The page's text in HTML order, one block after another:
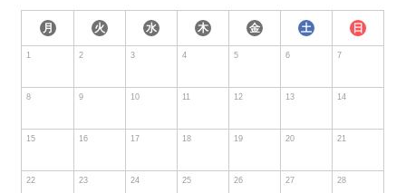
月 火 水 木 金 土 日
1 2 3 4 5 6 7
8 9 10 11 12 13 14
15 16 17 18 19 20 21
22 23 24 25 26 27 28